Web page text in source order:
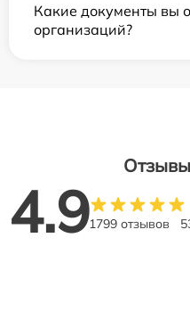
Какие документы вы
организаций?
4.91799 отзывов